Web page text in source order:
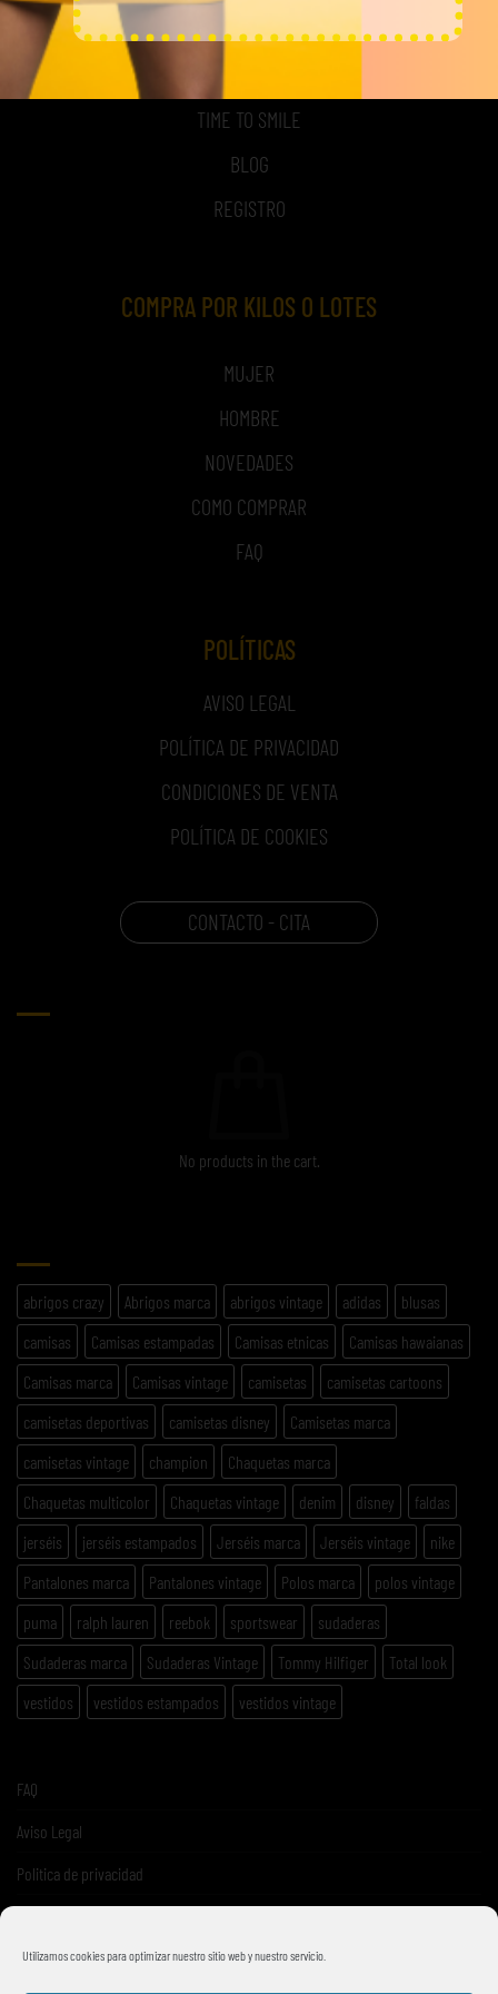
Utilizamos cookies para optimizar nuestro sitio web y nuestro servicio.
ACCESO A MI CUENTA
TIME TO SMILE
BLOG
REGISTRO
COMPRA POR KILOS O LOTES
MUJER
HOMBRE
NOVEDADES
COMO COMPRAR
FAQ
POLÍTICAS
AVISO LEGAL
POLÍTICA DE PRIVACIDAD
CONDICIONES DE VENTA
POLÍTICA DE COOKIES
CONTACTO - CITA
No products in the cart.
abrigos crazy Abrigos marca abrigos vintage adidas
blusas
camisas
Camisas estampadas Camisas etnicas
Camisas hawaianas
Camisas marca
Camisas vintage camisetas
camisetas cartoons
camisetas deportivas
camisetas disney
Camisetas marca
camisetas vintage
champion
Chaquetas marca
Chaquetas multicolor
Chaquetas vintage denim disney
faldas
jerséis
jerséis estampados Jerséis marca Jerséis vintage
nike
Pantalones marca
Pantalones vintage Polos marca
polos vintage
puma
ralph lauren reebok sportswear
sudaderas
Sudaderas marca
Sudaderas Vintage Tommy Hilfiger
Total look
vestidos
vestidos estampados vestidos vintage
FAQ
Aviso Legal
Politica de privacidad